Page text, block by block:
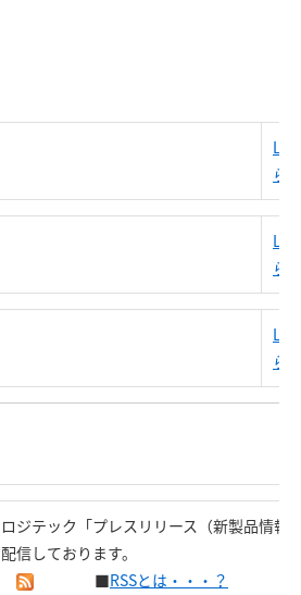
ら
ら
ら
ロジテック「プレスリリース（新製品情報
配信しております。
■RSSとは・・・？